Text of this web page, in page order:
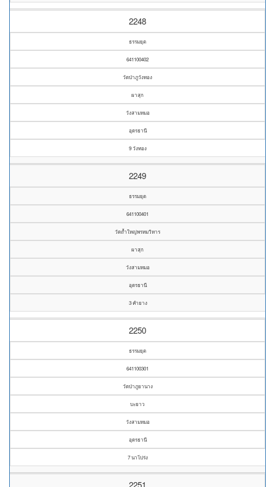
2248
ธรรมยุต
641100402
วัดป่าภูวังทอง
ผาสุก
วังสามหมอ
อุดรธานี
9 วังทอง
2249
ธรรมยุต
641100401
วัดถ้ำใหญ่พรหมวิหาร
ผาสุก
วังสามหมอ
อุดรธานี
3 คำยาง
2250
ธรรมยุต
641100301
วัดป่าภูยานาง
บะยาว
วังสามหมอ
อุดรธานี
7 นาโปร่ง